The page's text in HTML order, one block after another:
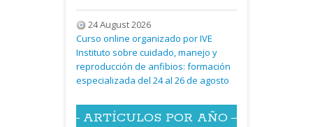
24 August 2026
Curso online organizado por IVE
Instituto sobre cuidado, manejo y
reproducción de anfibios: formación
especializada del 24 al 26 de agosto
ARTÍCULOS POR AÑO